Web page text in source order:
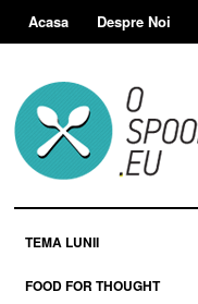
Acasa Despre Noi
TEMA LUNII
FOOD FOR THOUGHT